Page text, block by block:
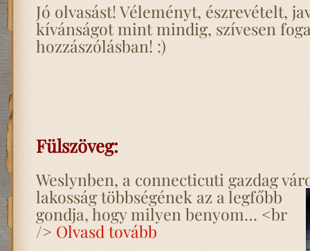
Jó olvasást! Véleményt, észrevételt,
kívánságot mint mindig, szívesen
hozzászólásban! :)
Fülszöveg:
Weslynben, a connecticuti gazdag
lakosság többségének az a legfőbb
gondja, hogy milyen benyom… <br
/> Olvasd tovább